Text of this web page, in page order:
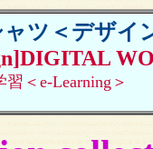
ツ＜デザイ
＜e-Learning＞